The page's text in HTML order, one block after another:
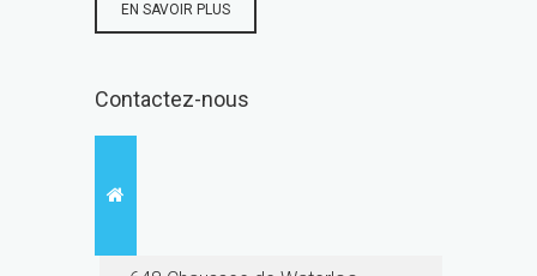
EN SAVOIR PLUS
Contactez-nous